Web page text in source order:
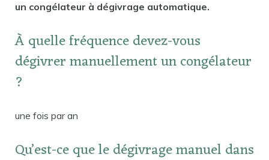
un congélateur à dégivrage automatique.
À quelle fréquence devez-vous
dégivrer manuellement un congélateur
?
une fois par an
Qu’est-ce que le dégivrage manuel dans